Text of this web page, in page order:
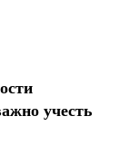
учесть